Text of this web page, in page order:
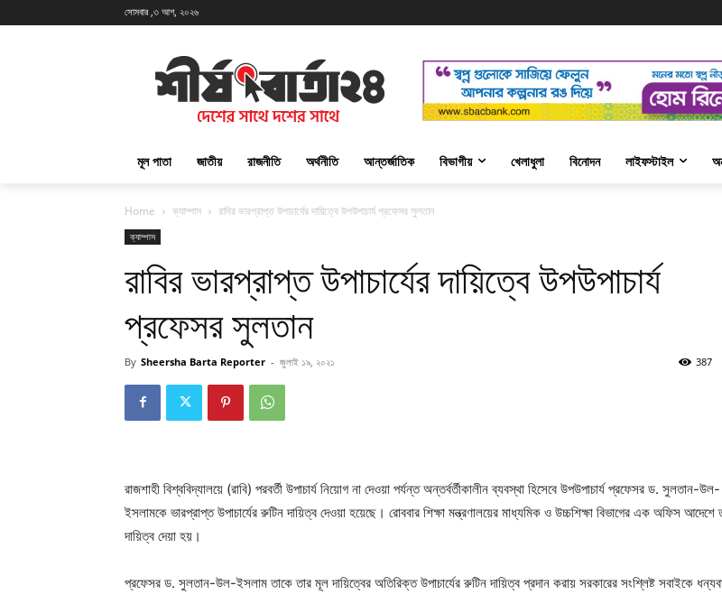
সোমবার ,৩ আগ, ২০২৬
মূল পাতা জাতীয় রাজনীতি অর্থনীতি আন্তর্জাতিক বিভাগীয় খেলাধুলা বিনোদন লাইফস্টাইল
Home ক্যাম্পাস রাবির ভারপ্রাপ্ত উপাচার্যের দায়িত্বে উপউপাচার্য প্রফেসর সুলতান
ক্যাম্পাস
রাবির ভারপ্রাপ্ত উপাচার্যের দায়িত্বে উপউপাচার্য
প্রফেসর সুলতান
By Sheersha Barta Reporter - জুলাই ১৯, ২০২১ 387
রাজশাহী বিশ্ববিদ্যালয়ে (রাবি) পরবর্তী উপাচার্য নিয়োগ না দেওয়া পর্যন্ত অন্তর্বর্তীকালীন ব্যবস্থা হিসেবে উপউপাচার্য প্রফেসর ড. সুলতান-উল-
ইসলামকে ভারপ্রাপ্ত উপাচার্যের রুটিন দায়িত্ব দেওয়া হয়েছে। রোববার শিক্ষা মন্ত্রণালয়ের মাধ্যমিক ও উচ্চশিক্ষা বিভাগের এক অফিস আদেশে
দায়িত্ব দেয়া হয়।
প্রফেসর ড. সুলতান-উল-ইসলাম তাকে তার মূল দায়িত্বের অতিরিক্ত উপাচার্যের রুটিন দায়িত্ব প্রদান করায় সরকারের সংশ্লিষ্ট সবাইকে